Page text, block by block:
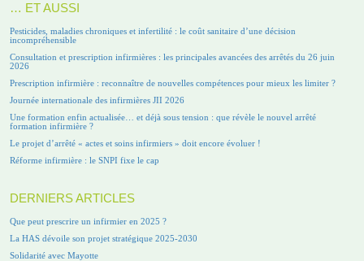
… ET AUSSI
Pesticides, maladies chroniques et infertilité : le coût sanitaire d’une décision
incompréhensible
Consultation et prescription infirmières : les principales avancées des arrêtés du 26 juin
2026
Prescription infirmière : reconnaître de nouvelles compétences pour mieux les limiter ?
Journée internationale des infirmières JII 2026
Une formation enfin actualisée… et déjà sous tension : que révèle le nouvel arrêté
formation infirmière ?
Le projet d’arrêté « actes et soins infirmiers » doit encore évoluer !
Réforme infirmière : le SNPI fixe le cap
DERNIERS ARTICLES
Que peut prescrire un infirmier en 2025 ?
La HAS dévoile son projet stratégique 2025-2030
Solidarité avec Mayotte